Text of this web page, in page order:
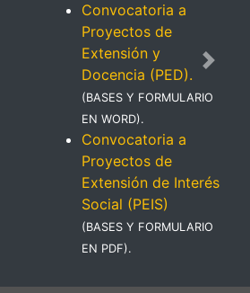
Convocatoria a
Proyectos de
Extensión y
Docencia (PED).
(BASES Y FORMULARIO
EN WORD).
Convocatoria a
Proyectos de
Extensión de Interés
Social (PEIS)
(BASES Y FORMULARIO
EN PDF).
Next